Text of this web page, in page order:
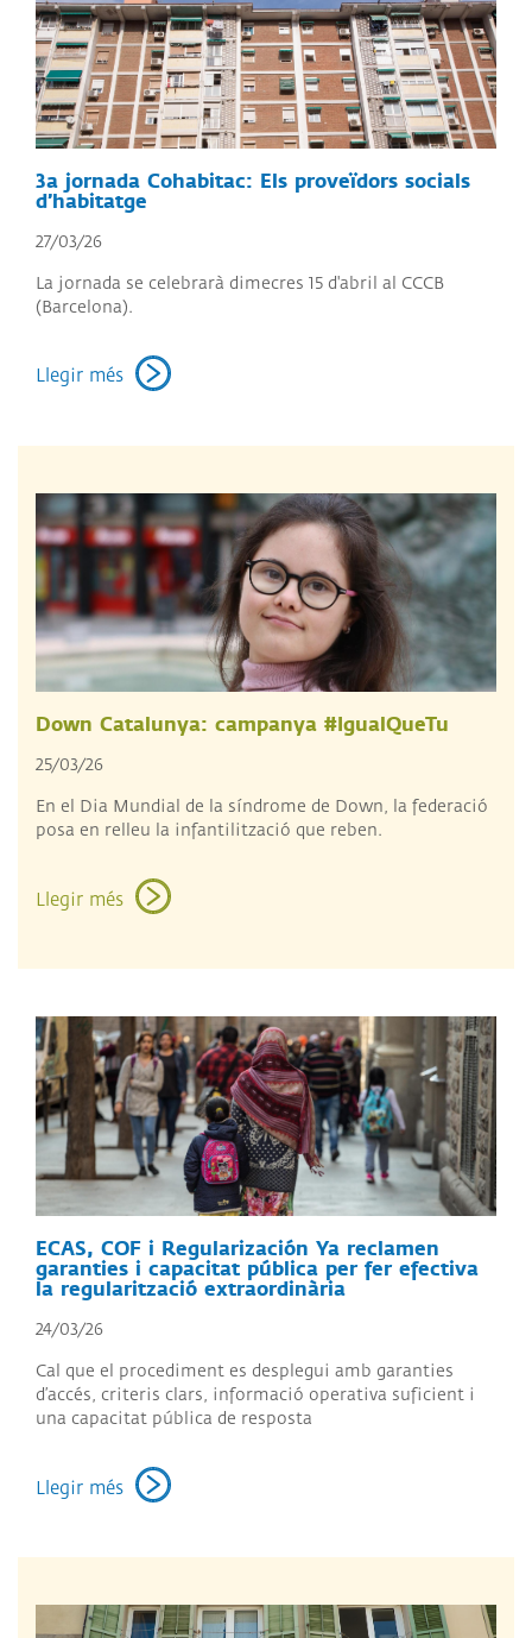
3a jornada Cohabitac: Els proveïdors socials
d’habitatge
27/03/26
La jornada se celebrarà dimecres 15 d'abril al CCCB
(Barcelona).
Llegir més
Down Catalunya: campanya #IgualQueTu
25/03/26
​En el Dia Mundial de la síndrome de Down, la federació
posa en relleu la infantilització que reben.
Llegir més
ECAS, COF i Regularización Ya reclamen
garanties i capacitat pública per fer efectiva
la regularització extraordinària
24/03/26
Cal que el procediment es desplegui amb garanties
d’accés, criteris clars, informació operativa suficient i
una capacitat pública de resposta
Llegir més